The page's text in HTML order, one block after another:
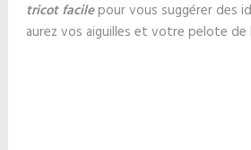
tricot facilepour vous suggérer des
aurez vos aiguilles et votre pelote de